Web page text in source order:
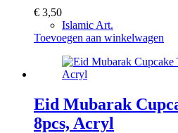
€ 3,50
Islamic Art.
Toevoegen aan winkelwagen
Eid Mubarak
8pcs, Acryl